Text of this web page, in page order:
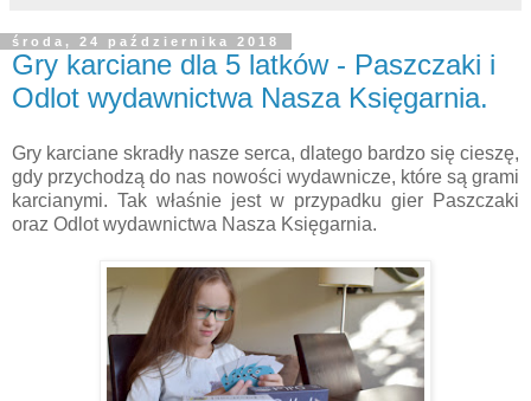
środa, 24 października 2018
Gry karciane dla 5 latków - Paszczaki i
Odlot wydawnictwa Nasza Księgarnia.
Gry karciane skradły nasze serca, dlatego bardzo się cieszę,
gdy przychodzą do nas nowości wydawnicze, które są grami
karcianymi. Tak właśnie jest w przypadku gier Paszczaki
oraz Odlot wydawnictwa Nasza Księgarnia.